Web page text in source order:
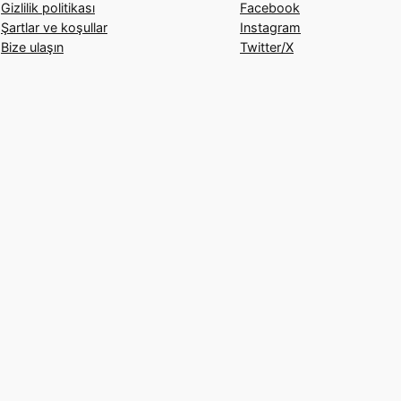
Gizlilik politikası
Şartlar ve koşullar
Bize ulaşın
Facebook
Instagram
Twitter/X